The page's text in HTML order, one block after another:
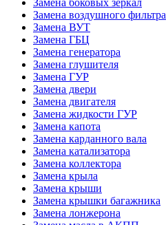
Замена боковых зеркал
Замена воздушного фильтра
Замена ВУТ
Замена ГБЦ
Замена генератора
Замена глушителя
Замена ГУР
Замена двери
Замена двигателя
Замена жидкости ГУР
Замена капота
Замена карданного вала
Замена катализатора
Замена коллектора
Замена крыла
Замена крыши
Замена крышки багажника
Замена лонжерона